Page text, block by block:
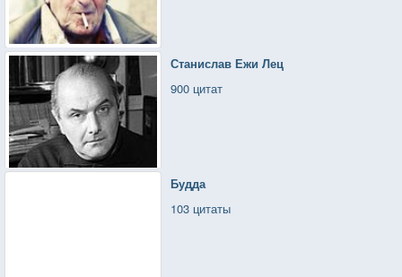
Станислав Ежи Лец
900 цитат
Будда
103 цитаты